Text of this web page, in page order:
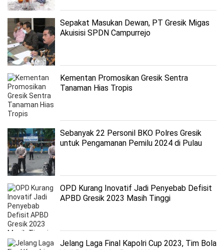
Sepakat Masukan Dewan, PT Gresik Migas
Akuisisi SPDN Campurrejo
Kementan Promosikan Gresik Sentra
Tanaman Hias Tropis
Sebanyak 22 Personil BKO Polres Gresik
untuk Pengamanan Pemilu 2024 di Pulau
OPD Kurang Inovatif Jadi Penyebab Defisit
APBD Gresik 2023 Masih Tinggi
Jelang Laga Final Kapolri Cup 2023, Tim Bola